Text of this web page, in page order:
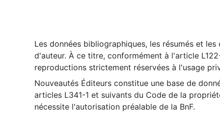
Les données bibliographiques, les résumés et
d'auteur. À ce titre, conformément à l'article
reproductions strictement réservées à l'usage
Nouveautés Éditeurs constitue une base de
articles L341-1 et suivants du Code de la
nécessite l'autorisation préalable de la BnF.